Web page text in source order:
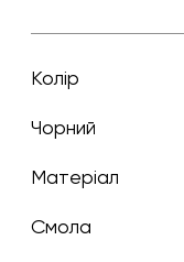
Колір
чорний
Матеріал
Смола